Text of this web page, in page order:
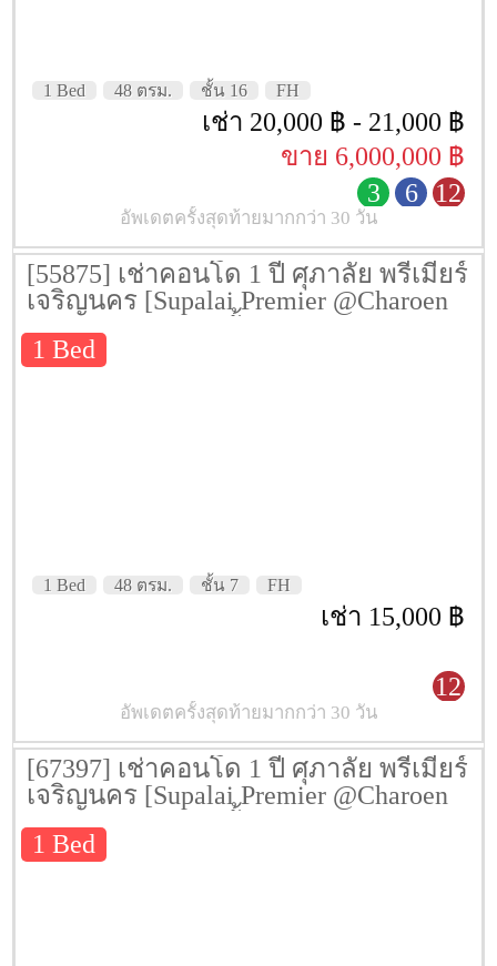
1 Bed 48 ตรม. ชั้น 16 FH
เช่า 20,000 ฿ - 21,000 ฿
ขาย 6,000,000 ฿
3
6 12
อัพเดตครั้งสุดท้ายมากกว่า 30 วัน
[55875] เช่าคอนโด 1 ปี ศุภาลัย พรีเมียร์
เจริญนคร [Supalai Premier @Charoen
Nakhon] 48 ตรม. ชั้น 7
1 Bed
1 Bed 48 ตรม. ชั้น 7 FH
เช่า 15,000 ฿
12
อัพเดตครั้งสุดท้ายมากกว่า 30 วัน
[67397] เช่าคอนโด 1 ปี ศุภาลัย พรีเมียร์
เจริญนคร [Supalai Premier @Charoen
Nakhon] 48 ตรม. ชั้น 8
1 Bed